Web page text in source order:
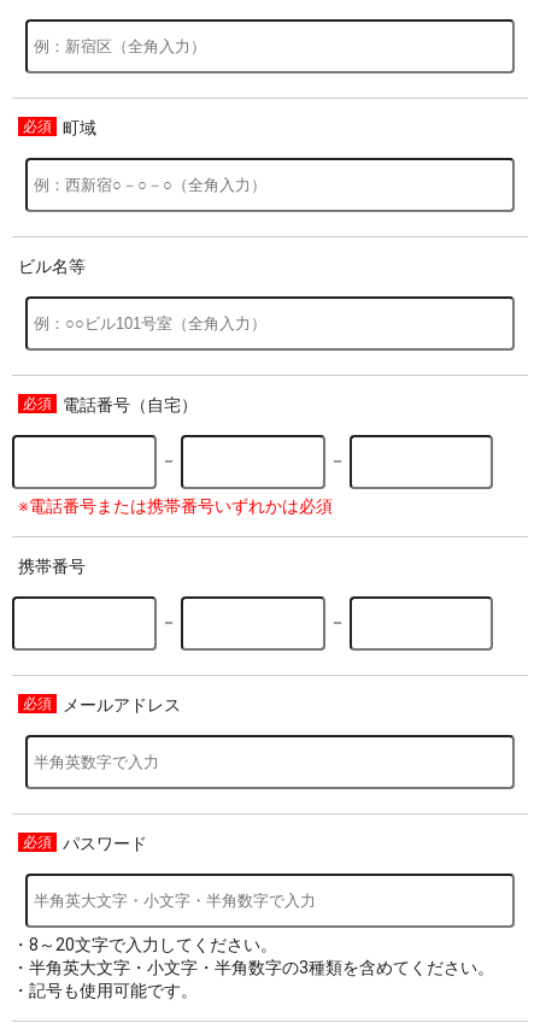
過去の特集をすべて見る>>
町域
ビル名等
電話番号（自宅）
－ －
※電話番号または携帯番号いずれかは必須
携帯番号
－ －
メールアドレス
パスワード
・8～20文字で入力してください。
・半角英大文字・小文字・半角数字の3種類を含めてください。
・記号も使用可能です。